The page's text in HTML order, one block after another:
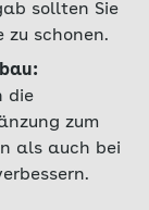
sollten Sie
zu schonen.
die
zum
als auch bei